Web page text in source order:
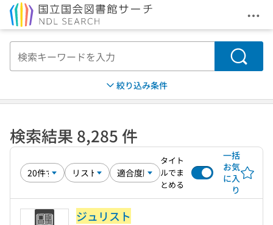
メ
検索
絞り込み条件
検索結果 8,285 件
タイト
ルでま
とめる
一括
お気
に入
り
ジュリスト